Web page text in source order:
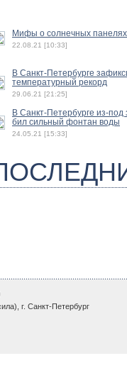
Мифы о солнечных панелях
22.08.21 [10:33]
В Санкт-Петербурге
температурный рекорд
29.06.21 [21:25]
В Санкт-Петербурге из-под
бил сильный фонтан воды
24.05.21 [15:33]
г. Санкт-Петербург